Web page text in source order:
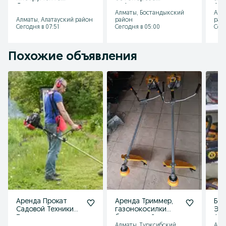
трансформер
Алматы
Алматы, Алатауский район
Сегодня в 07:51
резчика швов
Алматы
Алматы, Бостандыкский
район
Сегодня в 05:00
Похожие объявления
Аренда Прокат
Садовой Техники
Аренда Триммер,
газонокосилки